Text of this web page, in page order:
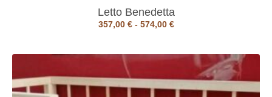
Letto Benedetta
357,00 € - 574,00 €